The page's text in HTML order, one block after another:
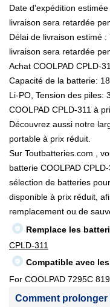
Date d'expédition
livraison sera retardée
Délai de livraison estimé
livraison sera retardée
Achat COOLPAD CPLD-
Capacité de la batterie:
Li-PO, Tension des piles:
COOLPAD CPLD-311 à
Découvrez aussi notre
portable à prix réduit.
Sur Toutbatteries.com ,
batterie COOLPAD
sélection de batteries
disponible à prix réduit,
remplacement ou de
Remplace les
CPLD-311
Compatible avec
For COOLPAD 7295C
Comment prolonger